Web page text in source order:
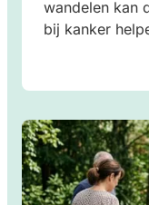
wandelen kan
bij kanker